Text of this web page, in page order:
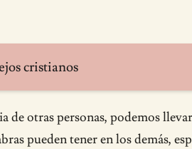
cristianos
de otras personas, podemos
pueden tener en los demás,